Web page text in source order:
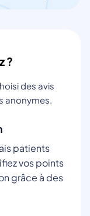
?
des avis
anonymes.
patients
vos points
grâce à des